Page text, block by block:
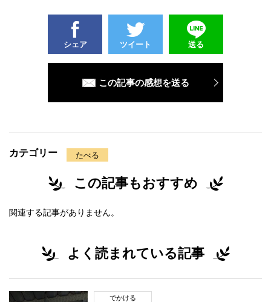
シェア ツイート 送る
この記事の感想を送る
カテゴリー たべる
この記事もおすすめ
関連する記事がありません。
よく読まれている記事
でかける